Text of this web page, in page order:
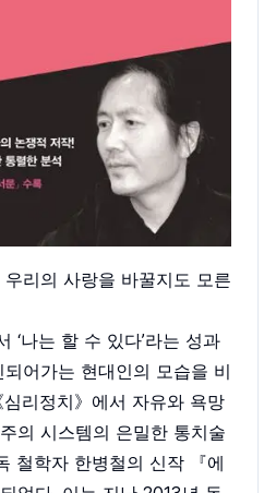
리의 사랑을 바꿀지도 모른
‘나는 할 수 있다’라는 성과
어가는 현대인의 모습을 비
리정치》에서 자유와 욕망
의 시스템의 은밀한 통치술
철학자 한병철의 신작 『에